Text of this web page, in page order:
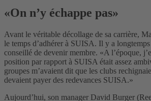
«On n’y échappe pas»
Avant le véritable décollage de sa carrière,
le temps d’adhérer à SUISA. Il y a
conseillé de devenir membre. «A l’époque,
position par rapport à SUISA était assez
groupes m’avaient dit que les clubs
devaient payer des redevances SUISA.»
Aujourd’hui, son manager David Burger